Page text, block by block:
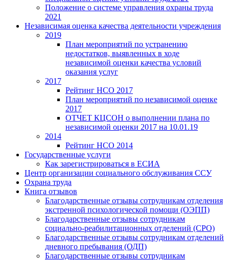
Положение о системе управления охраны труда
2021
Независимая оценка качества деятельности учреждения
2019
План мероприятий по устранению
недостатков, выявленных в ходе
независимой оценки качества условий
оказания услуг
2017
Рейтинг НСО 2017
План мероприятий по независимой оценке
2017
ОТЧЕТ КЦСОН о выполнении плана по
независимой оценки 2017 на 10.01.19
2014
Рейтинг НСО 2014
Государственные услуги
Как зарегистрироваться в ЕСИА
Центр организации социального обслуживания ССУ
Охрана труда
Книга отзывов
Благодарственные отзывы сотрудникам отделения
экстренной психологической помощи (ОЭПП)
Благодарственные отзывы сотрудникам
социально-реабилитационных отделений (СРО)
Благодарственные отзывы сотрудникам отделений
дневного пребывания (ОДП)
Благодарственные отзывы сотрудникам